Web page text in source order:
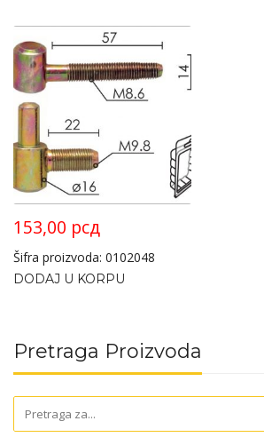
153,00 рсд
Šifra proizvoda: 0102048
DODAJ U KORPU
Pretraga Proizvoda